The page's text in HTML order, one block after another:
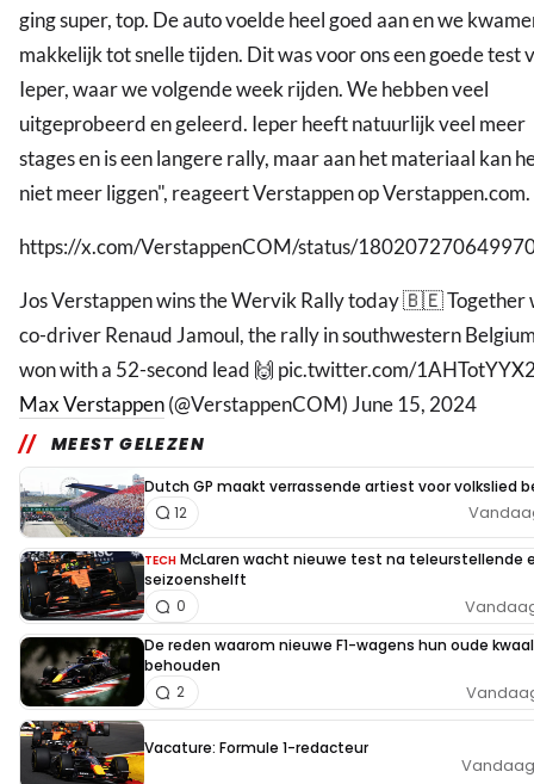
ging super, top. De auto voelde heel goed aan en we
makkelijk tot snelle tijden. Dit was voor ons een goede test
Ieper, waar we volgende week rijden. We hebben veel
uitgeprobeerd en geleerd. Ieper heeft natuurlijk veel meer
stages en is een langere rally, maar aan het materiaal kan
niet meer liggen", reageert Verstappen op Verstappen.com.
https://x.com/VerstappenCOM/status/
Jos Verstappen wins the Wervik Rally today 🇧🇪 Together
co-driver Renaud Jamoul, the rally in southwestern
won with a 52-second lead 🙌 pic.twitter.com/
Max Verstappen(@VerstappenCOM) June 15, 2024
MEEST GELEZEN
Dutch GP maakt verrassende artiest voor volkslied
12
TECH McLaren wacht nieuwe test na teleurstellende
seizoenshelft
0
De reden waarom nieuwe F1-wagens hun oude
behouden
2
Vacature: Formule 1-redacteur